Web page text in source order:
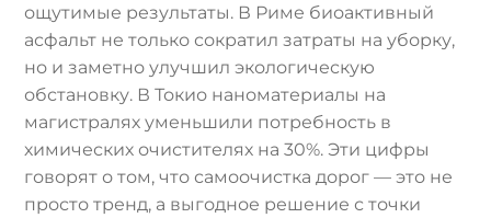
ощутимые результаты. В Риме биоактивный
асфальт не только сократил затраты на уборку,
но и заметно улучшил экологическую
обстановку. В Токио наноматериалы на
магистралях уменьшили потребность в
химических очистителях на 30%. Эти цифры
говорят о том, что самоочистка дорог — это не
просто тренд, а выгодное решение с точки